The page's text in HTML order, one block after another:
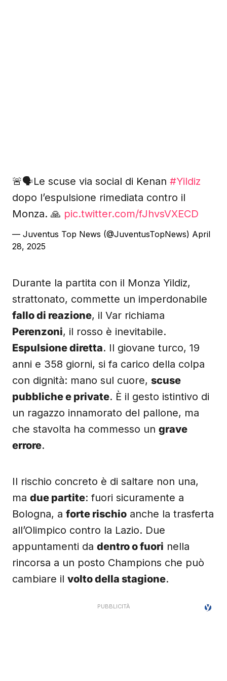
🚨🗣️Le scuse via social di Kenan #Yildiz
dopo l’espulsione rimediata contro il
Monza. 🙏 pic.twitter.com/fJhvsVXECD
— Juventus Top News (@JuventusTopNews) April
28, 2025
Durante la partita con il Monza Yildiz,
strattonato, commette un imperdonabile
fallo di reazione, il Var richiama
Perenzoni, il rosso è inevitabile.
Espulsione diretta. Il giovane turco, 19
anni e 358 giorni, si fa carico della colpa
con dignità: mano sul cuore, scuse
pubbliche e private. È il gesto istintivo di
un ragazzo innamorato del pallone, ma
che stavolta ha commesso un grave
errore.
Il rischio concreto è di saltare non una,
ma due partite: fuori sicuramente a
Bologna, a forte rischio anche la trasferta
all’Olimpico contro la Lazio. Due
appuntamenti da dentro o fuori nella
rincorsa a un posto Champions che può
cambiare il volto della stagione.